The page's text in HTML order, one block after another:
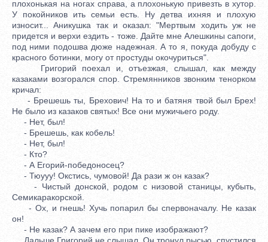
плохонькая на ногах справа, а плохонькую привезть в хутор.
У покойников ить семьи есть. Ну детва ихняя и плохую
износит... Аникушка так и оказал: "Мертвым ходить уж не
придется и верхи ездить - тоже. Дайте мне Алешкины сапоги,
под ними подошва дюже надежная. А то я, покуда добуду с
красного ботинки, могу от простуды окочуриться".
Григорий поехал и, отъезжая, слышал, как между
казаками возгорался спор. Стремянников звонким тенорком
кричал:
- Брешешь ты, Брехович! На то и батяня твой был Брех!
Не было из казаков святых! Все они мужичьего роду.
- Нет, был!
- Брешешь, как кобель!
- Нет, был!
- Кто?
- А Егорий-победоносец?
- Тюууу! Окстись, чумовой! Да рази ж он казак?
- Чистый донской, родом с низовой станицы, кубыть,
Семикаракорской.
- Ох, и гнешь! Хучь попарил бы спервоначалу. Не казак
он!
- Не казак? А зачем его при пике изображают?
Дальше Григорий не слышал. Он тронул рысью, спустился